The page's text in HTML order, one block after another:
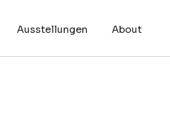
Ausstellungen About